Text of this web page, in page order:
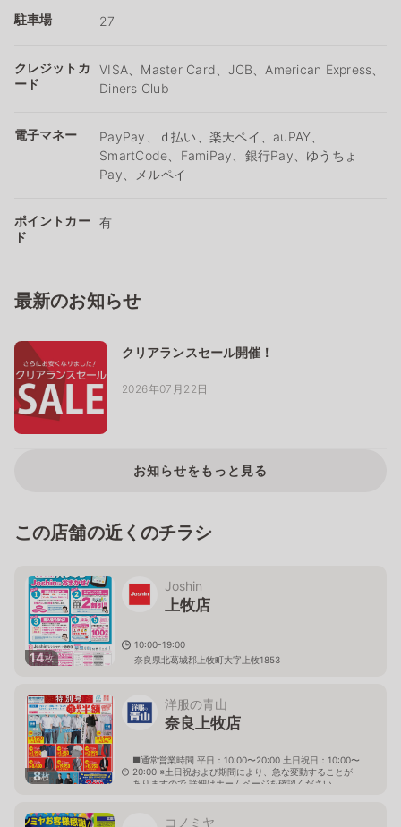
駐車場 27
クレジットカ
ード
VISA、Master Card、JCB、American Express、
Diners Club
電子マネー
PayPay、ｄ払い、楽天ペイ、auPAY、
SmartCode、FamiPay、銀行Pay、ゆうちょ
Pay、メルペイ
ポイントカー
ド
有
最新のお知らせ
クリアランスセール開催！
2026年07月22日
お知らせをもっと見る
この店舗の近くのチラシ
14枚
Joshin
上牧店
10:00-19:00
奈良県北葛城郡上牧町大字上牧1853
8枚
洋服の青山
奈良上牧店
■通常営業時間 平日：10:00〜20:00 土日祝日：10:00〜
20:00 ※土日祝および期間により、急な変動することが
ありますので 詳細はホームページを確認ください
コノミヤ